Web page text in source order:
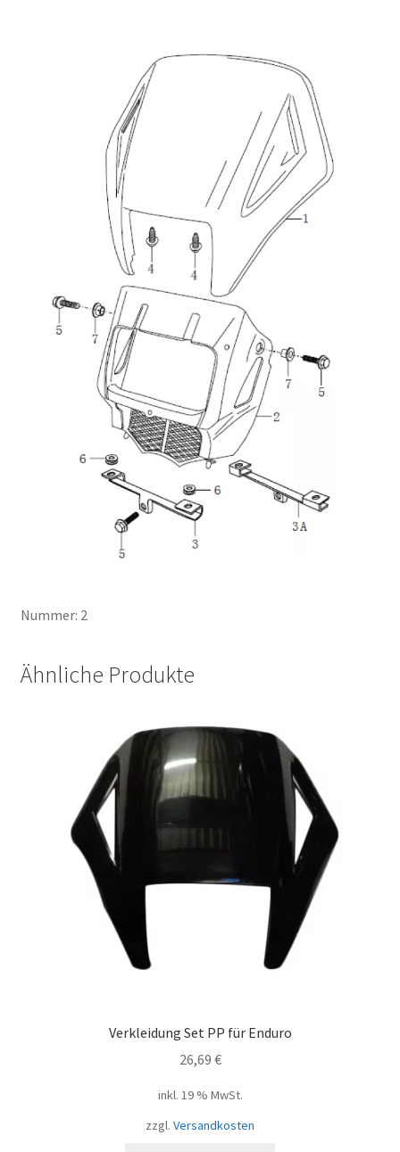
Nummer: 2
Ähnliche Produkte
Verkleidung Set PP für Enduro
26,69 €
inkl. 19 % MwSt.
zzgl. Versandkosten